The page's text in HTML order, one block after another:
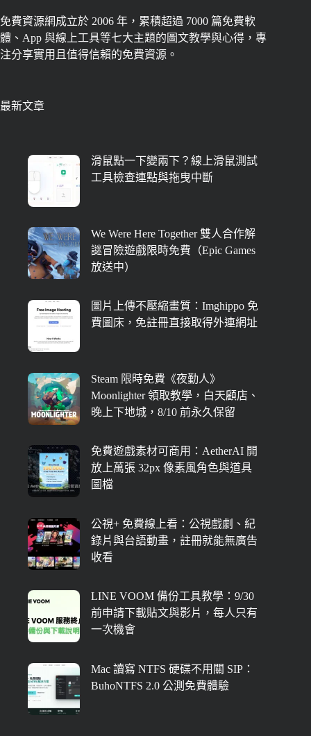
免費資源網成立於 2006 年，累積超過 7000 篇免費軟
體、App 與線上工具等七大主題的圖文教學與心得，專
注分享實用且值得信賴的免費資源。
最新文章
滑鼠點一下變兩下？線上滑鼠測試
工具檢查連點與拖曳中斷
We Were Here Together 雙人合作解
謎冒險遊戲限時免費（Epic Games
放送中）
圖片上傳不壓縮畫質：Imghippo 免
費圖床，免註冊直接取得外連網址
Steam 限時免費《夜勤人》
Moonlighter 領取教學，白天顧店、
晚上下地城，8/10 前永久保留
免費遊戲素材可商用：AetherAI 開
放上萬張 32px 像素風角色與道具
圖檔
公視+ 免費線上看：公視戲劇、紀
錄片與台語動畫，註冊就能無廣告
收看
LINE VOOM 備份工具教學：9/30
前申請下載貼文與影片，每人只有
一次機會
Mac 讀寫 NTFS 硬碟不用關 SIP：
BuhoNTFS 2.0 公測免費體驗